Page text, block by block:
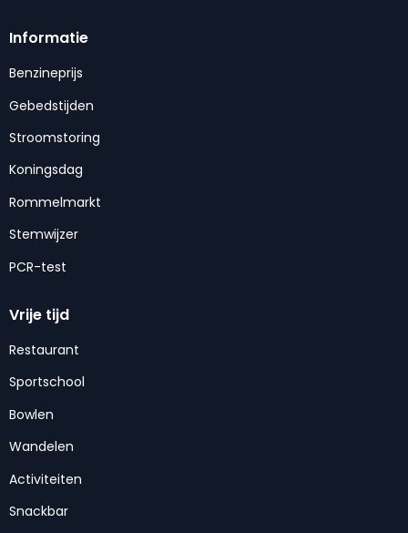
Informatie
Benzineprijs
Gebedstijden
Stroomstoring
Koningsdag
Rommelmarkt
Stemwijzer
PCR-test
Vrije tijd
Restaurant
Sportschool
Bowlen
Wandelen
Activiteiten
Snackbar